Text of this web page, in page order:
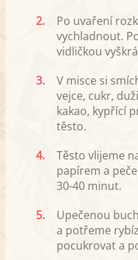
2.
Po uvaření
vychladnout.
vidličkou
3.
V misce si
vejce, cukr,
kakao, kypřící
těsto.
4.
Těsto vlijeme
papírem a
30-40 minut.
5.
Upečenou
a potřeme
pocukrovat a